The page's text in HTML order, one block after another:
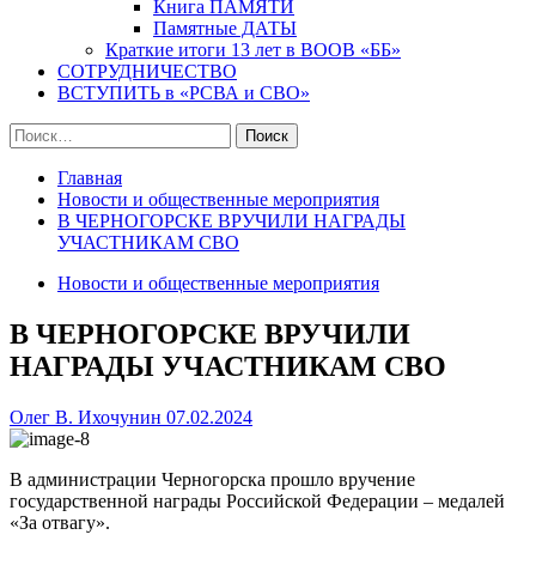
Книга ПАМЯТИ
Памятные ДАТЫ
Краткие итоги 13 лет в ВООВ «ББ»
СОТРУДНИЧЕСТВО
ВСТУПИТЬ в «РСВА и СВО»
Найти:
Главная
Новости и общественные мероприятия
В ЧЕРНОГОРСКЕ ВРУЧИЛИ НАГРАДЫ
УЧАСТНИКАМ СВО
Новости и общественные мероприятия
В ЧЕРНОГОРСКЕ ВРУЧИЛИ
НАГРАДЫ УЧАСТНИКАМ СВО
Олег В. Ихочунин 07.02.2024
В администрации Черногорска прошло вручение
государственной награды Российской Федерации – медалей
«За отвагу».